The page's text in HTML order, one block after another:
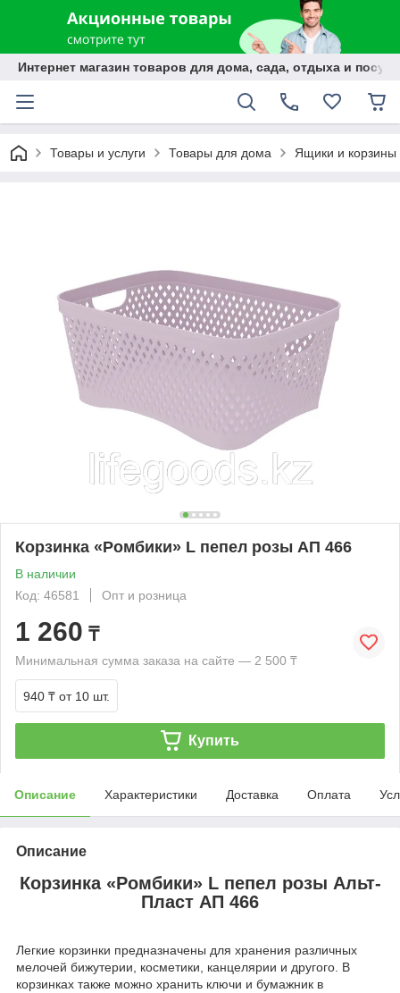
Интернет магазин товаров для дома, сада, отдыха и
Товары и услуги Товары для дома Ящики и корзины
Корзинка «Ромбики» L пепел розы АП 466
В наличии
Код: 46581
Опт и розница
1 260 ₸
Минимальная сумма заказа на сайте — 2 500 ₸
940 ₸ от 10 шт.
Купить
Описание Характеристики Доставка Оплата
Описание
Корзинка «Ромбики» L пепел розы Альт-
Пласт АП 466
Легкие корзинки предназначены для хранения различных
мелочей бижутерии, косметики, канцелярии и другого. В
корзинках также можно хранить ключи и бумажник в